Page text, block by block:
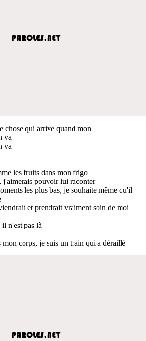
chose qui arrive quand mon
va
va
les fruits dans mon frigo
j'aimerais pouvoir lui raconter
les plus bas, je souhaite même qu'il
et prendrait vraiment soin de moi
n'est pas là
mon corps, je suis un train qui a déraillé